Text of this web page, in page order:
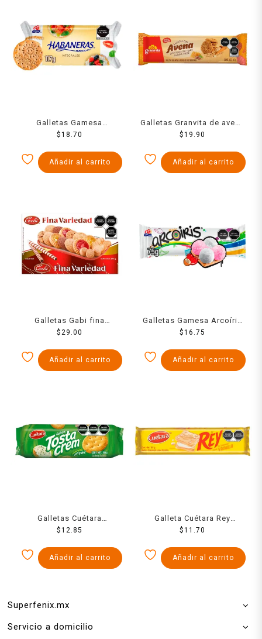
Galletas Gamesa
Habaneras Clásicas trigo,
$18.70
Añadir al carrito
Galletas Granvita de avena
sabor miel con nuez 90 g
$19.90
Añadir al carrito
Galletas Gabi fina
variedad 200 g
$29.00
Añadir al carrito
Galletas Gamesa Arcoíris
sabor fresa con merengue
$16.75
Añadir al carrito
Galletas Cuétara
Tostacrem 100 g
$12.85
Añadir al carrito
Galleta Cuétara Rey
Sándwich vainilla 101 g
$11.70
Añadir al carrito
Superfenix.mx
Servicio a domicilio